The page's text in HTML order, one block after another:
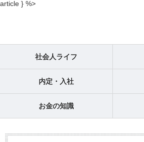
article } %>
社会人ライフ
内定・入社
お金の知識